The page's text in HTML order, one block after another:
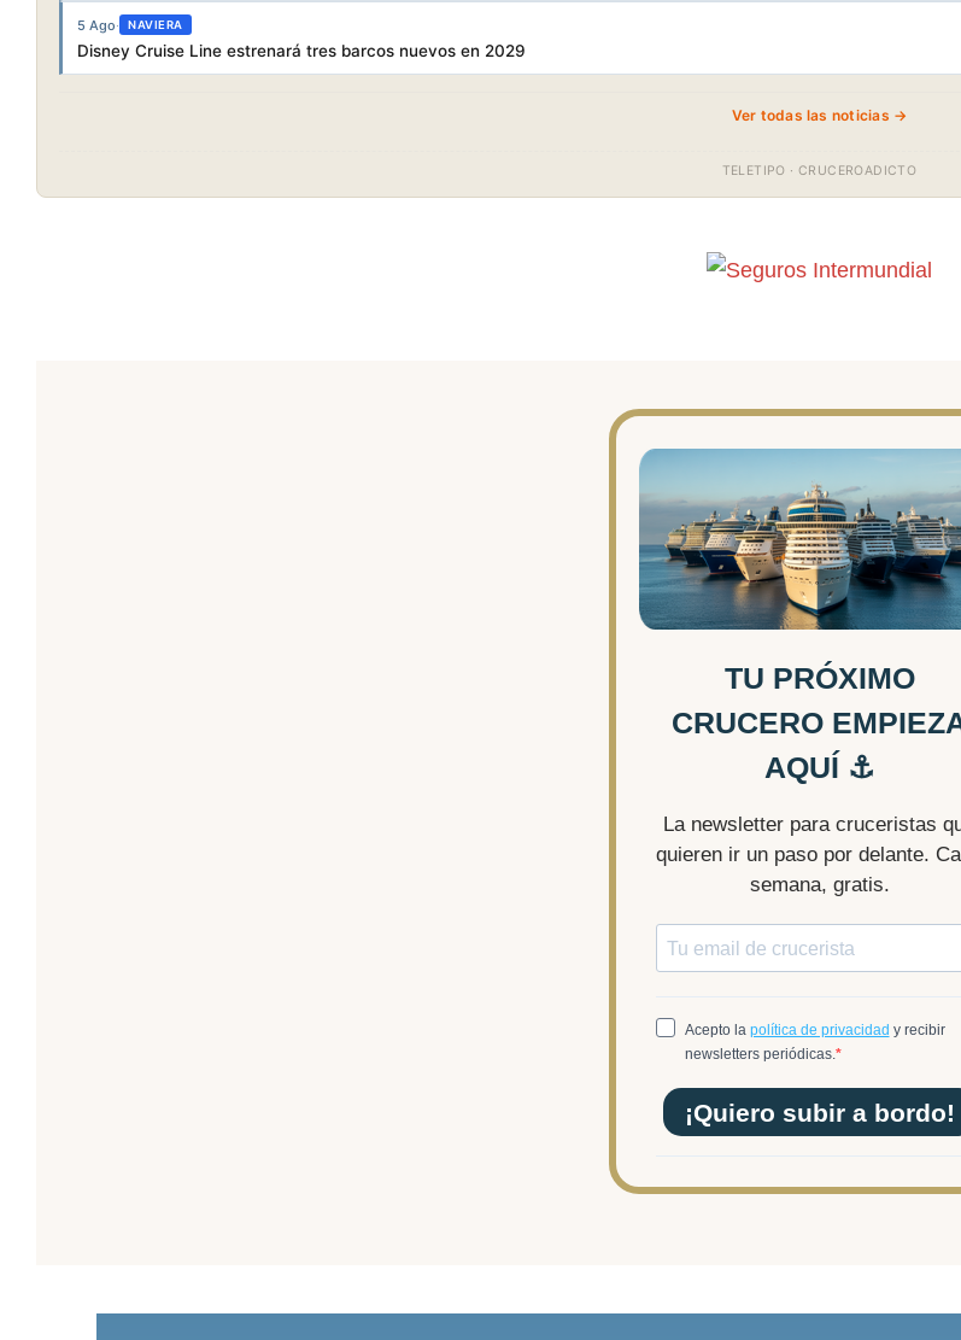
5 Ago· NAVIERA
Disney Cruise Line estrenará tres barcos nuevos en 2029
Ver todas las noticias →
TELETIPO · CRUCEROADICTO